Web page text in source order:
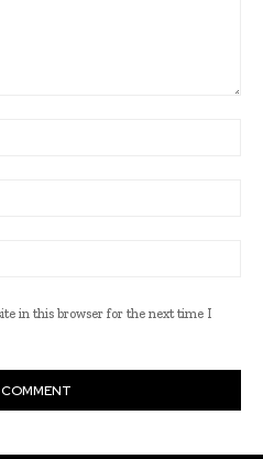
in this browser for the next time I